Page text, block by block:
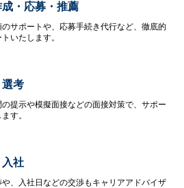
・応募・推薦
のサポートや、応募手続き代行など、徹底的
いたします。
考
提示や模擬面接などの面接対策で、サポー
す。
入社
や、入社日などの交渉もキャリアアドバイザ